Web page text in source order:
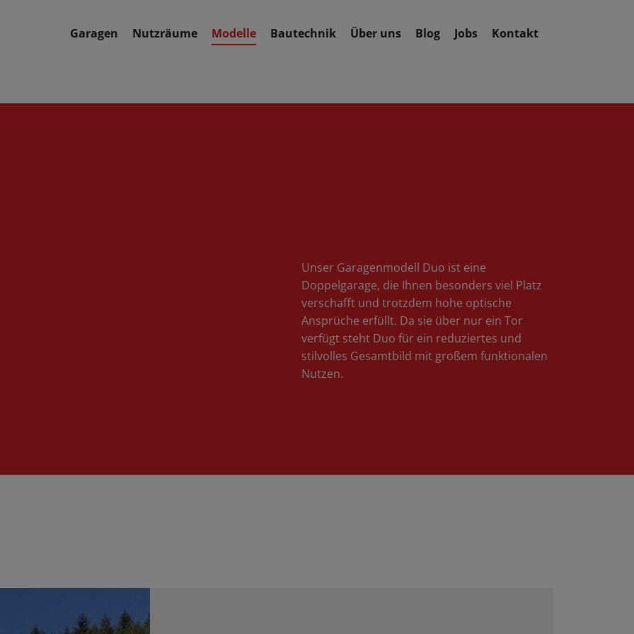
Garagen Nutzräume Modelle Bautechnik Über uns Blog Jobs Kontakt
Unser Garagenmodell Duo ist eine
Doppelgarage, die Ihnen besonders viel Platz
verschafft und trotzdem hohe optische
Ansprüche erfüllt. Da sie über nur ein Tor
verfügt steht Duo für ein reduziertes und
stilvolles Gesamtbild mit großem funktionalen
Nutzen.